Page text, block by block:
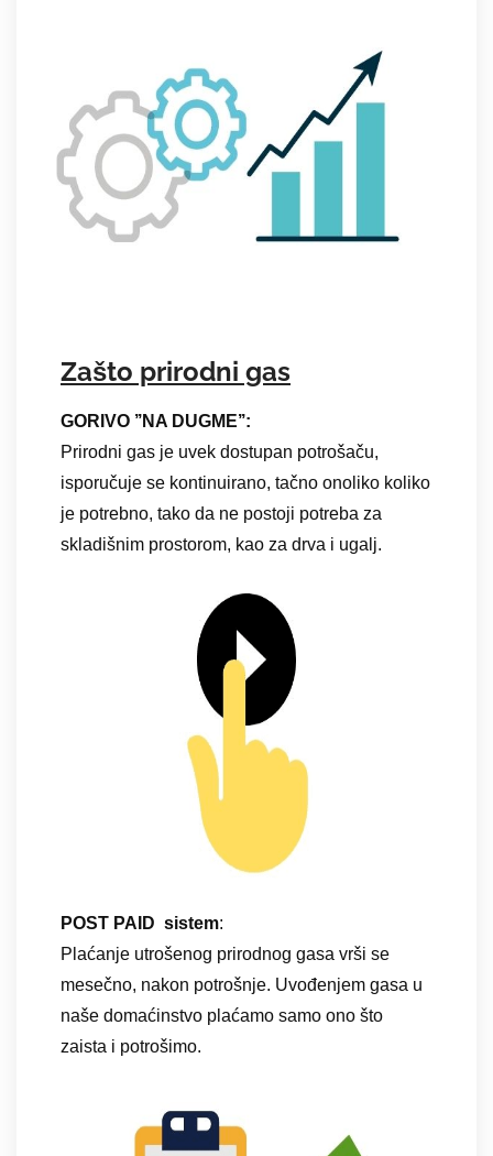
Zašto prirodni gas
GORIVO ’’NA DUGME’’:
Prirodni gas je uvek dostupan potrošaču,
isporučuje se kontinuirano, tačno onoliko koliko
je potrebno, tako da ne postoji potreba za
skladišnim prostorom, kao za drva i ugalj.
POST PAID sistem:
Plaćanje utrošenog prirodnog gasa vrši se
mesečno, nakon potrošnje. Uvođenjem gasa u
naše domaćinstvo plaćamo samo ono što
zaista i potrošimo.